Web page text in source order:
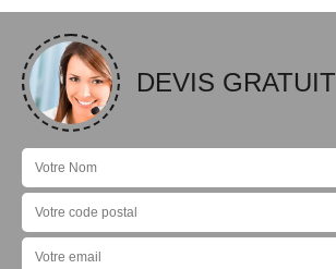
DEVIS GRATUIT